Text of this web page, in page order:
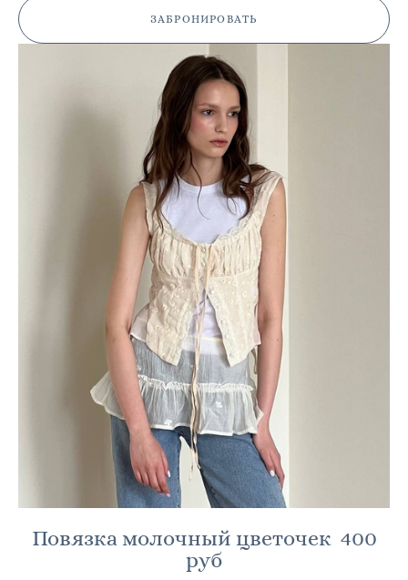
ЗАБРОНИРОВАТЬ
Повязка молочный цветочек 400
руб